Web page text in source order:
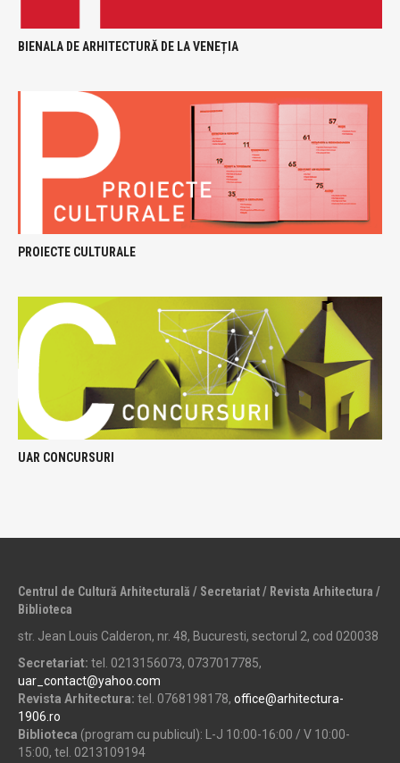
BIENALA DE ARHITECTURĂ DE LA VENEȚIA
PROIECTE CULTURALE
UAR CONCURSURI
Centrul de Cultură Arhitecturală / Secretariat / Revista Arhitectura /
Biblioteca
str. Jean Louis Calderon, nr. 48, Bucuresti, sectorul 2, cod 020038
Secretariat: tel. 0213156073, 0737017785,
uar_contact@yahoo.com
Revista Arhitectura: tel. 0768198178, office@arhitectura-
1906.ro
Biblioteca (program cu publicul): L-J 10:00-16:00 / V 10:00-
15:00, tel. 0213109194